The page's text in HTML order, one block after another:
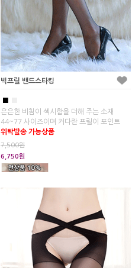
빅프릴 밴드스타킹
■
은은한 비침이 섹시함을 더해 주는 소재
44~77 사이즈이며 커다란 프릴이 포인트
위탁발송 가능상품
7,500원
6,750원